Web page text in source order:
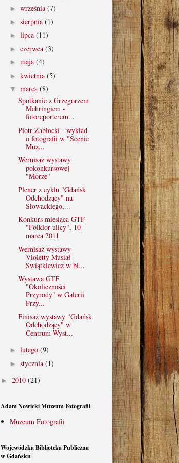
► września (7)
► sierpnia (1)
► lipca (11)
► czerwca (3)
► maja (4)
► kwietnia (5)
▼ marca (8)
Spotkanie z Grzegorzem
Mehringiem -
fotoreporterem...
Piotr Zabłocki - wykład
o fotografii w "Scenie
Muz...
Wernisaż wystawy
pokonkursowej
"Morze"
Plener z cyklu "Gdańsk
Odchodzący" na
Słowackiego,...
Konkurs miesiąca GTF
"Folklor ulicy", 10
marca 2011
Wernisaż wystawy
Violetty Musiał-
Świątkiewicz w bi...
Wystawa GTF
"Okoliczności
Przyrody" w Galerii
Przy...
Finisaż wystawy "Gdańsk
Odchodzący" w
Centrum Wyst...
► lutego (9)
► stycznia (1)
► 2010 (21)
Adam Nowicki Muzeum Fotografii
Muzeum Fotografii
Wojewódzka Biblioteka Publiczna
w Gdańsku